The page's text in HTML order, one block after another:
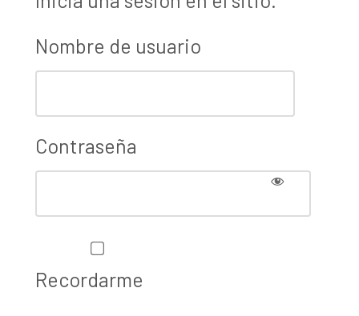
Nombre de usuario
Contraseña
Recordarme